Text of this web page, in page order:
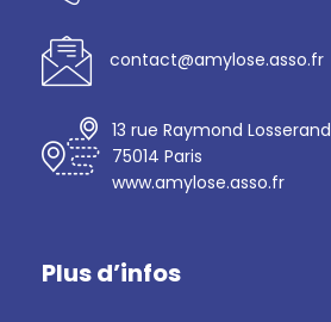
contact@amylose.asso.fr
13 rue Raymond Losserand
75014 Paris
www.amylose.asso.fr
Plus d’infos